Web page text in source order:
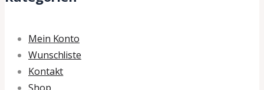
Mein Konto
Wunschliste
Kontakt